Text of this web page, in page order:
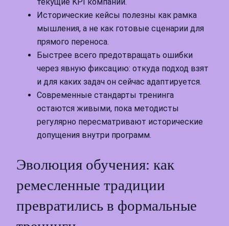
Исторические кейсы полезны как рамка
мышления, а не как готовые сценарии для
прямого переноса.
Быстрее всего предотвращать ошибки
через явную фиксацию: откуда подход взят
и для каких задач он сейчас адаптируется.
Современные стандарты тренинга
остаются живыми, пока методисты
регулярно пересматривают исторические
допущения внутри программ.
Эволюция обучения: как
ремесленные традиции
превратились в формальные